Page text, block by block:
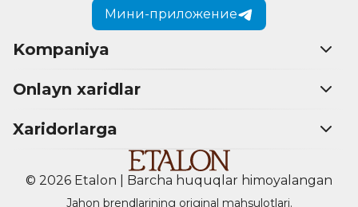
Мини-приложение
Kompaniya
Onlayn xaridlar
Xaridorlarga
© 2026 Etalon | Barcha huquqlar himoyalangan
Jahon brendlarining original mahsulotlari.